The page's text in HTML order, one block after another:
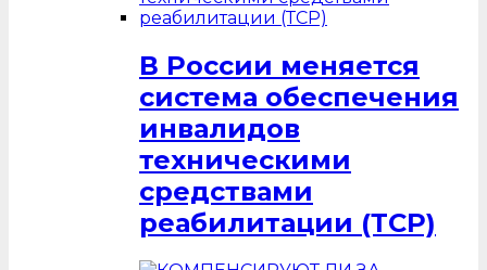
В России меняется
система обеспечения
инвалидов
техническими
средствами
реабилитации (ТСР)